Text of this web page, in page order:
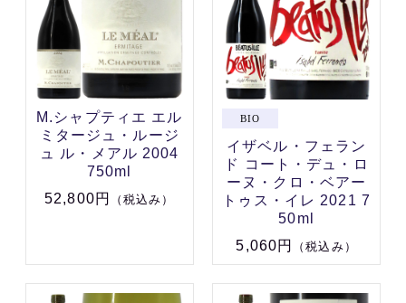
M.シャプティエ エル
ミタージュ・ルージ
ュ ル・メアル 2004
750ml
52,800円
（税込み）
イザベル・フェラン
ド コート・デュ・ロ
ーヌ・クロ・ベアー
トゥス・イレ 2021 7
50ml
5,060円
（税込み）